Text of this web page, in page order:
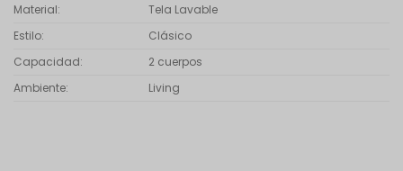
Material
Tela Lavable
Estilo
Clásico
Capacidad
2 cuerpos
Ambiente
Living